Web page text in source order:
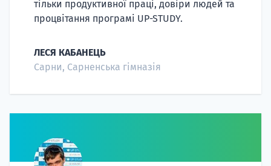
тільки продуктивної праці, довіри людей та
процвітання програмі UP-STUDY.
ЛЕСЯ КАБАНЕЦЬ
Сарни, Сарненська гімназія